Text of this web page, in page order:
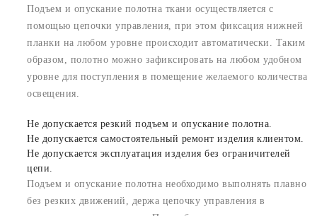
Подъем и опускание полотна ткани осуществляется с
помощью цепочки управления, при этом фиксация нижней
планки на любом уровне происходит автоматически. Таким
образом, полотно можно зафиксировать на любом удобном
уровне для поступления в помещение желаемого количества
освещения.
Не допускается резкий подъем и опускание полотна.
Не допускается самостоятельный ремонт изделия клиентом.
Не допускается эксплуатация изделия без ограничителей
цепи.
Подъем и опускание полотна необходимо выполнять плавно
без резких движений, держа цепочку управления в